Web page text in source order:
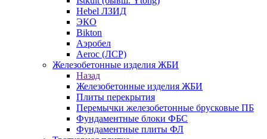
Hebel ЛЗИД
ЭКО
Bikton
Аэробел
Aeroc (ЛСР)
Железобетонные изделия ЖБИ
Назад
Железобетонные изделия ЖБИ
Плиты перекрытия
Перемычки железобетонные брусковые ПБ
Фундаментные блоки ФБС
Фундаментные плиты ФЛ